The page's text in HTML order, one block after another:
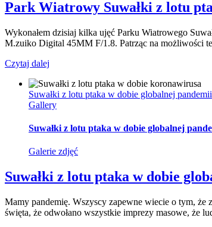
Park Wiatrowy Suwałki z lotu
Wykonałem dzisiaj kilka ujęć Parku Wiatrowego
M.zuiko Digital 45MM F/1.8. Patrząc na możliwości
Czytaj dalej
Suwałki z lotu ptaka w dobie globalnej pandemii
Gallery
Suwałki z lotu ptaka w dobie globalnej
Galerie zdjęć
Suwałki z lotu ptaka w dobie
Mamy pandemię. Wszyscy zapewne wiecie o tym, że
święta, że odwołano wszystkie imprezy masowe, że